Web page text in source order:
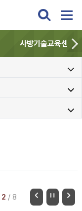
사방기술교육센터
2 / 8